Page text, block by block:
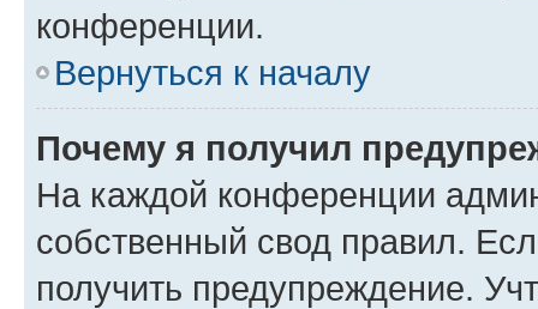
конференции.
Вернуться к началу
Почему я получил
На каждой конференции
собственный свод правил.
получить предупреждение.